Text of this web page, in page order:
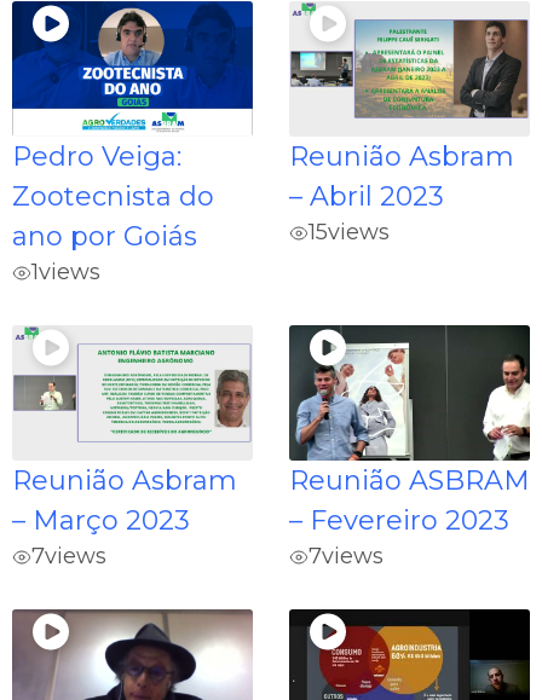
Pedro Veiga:
Zootecnista do
ano por Goiás
1views
Reunião Asbram
– Abril 2023
15views
Reunião Asbram
– Março 2023
7views
Reunião ASBRAM
– Fevereiro 2023
7views